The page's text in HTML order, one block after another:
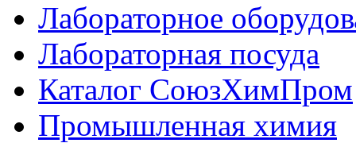
Лабораторное
Лабораторная посуда
Каталог СоюзХимПром
Промышленная химия